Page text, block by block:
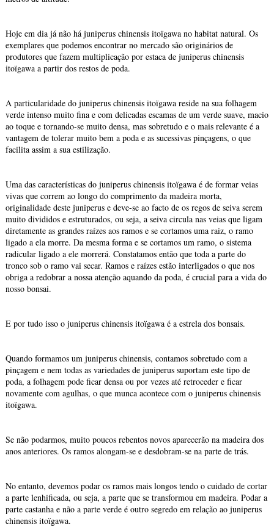
Hoje em dia já não há juniperus chinensis itoïgawa no habitat natural. Os
exemplares que podemos encontrar no mercado são originários de
produtores que fazem multiplicação por estaca de juniperus chinensis
itoïgawa a partir dos restos de poda.
A particularidade do juniperus chinensis itoïgawa reside na sua folhagem
verde intenso muito fina e com delicadas escamas de um verde suave, macio
ao toque e tornando-se muito densa, mas sobretudo e o mais relevante é a
vantagem de tolerar muito bem a poda e as sucessivas pinçagens, o que
facilita assim a sua estilização.
Uma das características do juniperus chinensis itoïgawa é de formar veias
vivas que correm ao longo do comprimento da madeira morta,
originalidade deste juniperus e deve-se ao facto de os regos de seiva serem
muito divididos e estruturados, ou seja, a seiva circula nas veias que ligam
diretamente as grandes raízes aos ramos e se cortamos uma raiz, o ramo
ligado a ela morre. Da mesma forma e se cortamos um ramo, o sistema
radicular ligado a ele morrerá. Constatamos então que toda a parte do
tronco sob o ramo vai secar. Ramos e raízes estão interligados o que nos
obriga a redobrar a nossa atenção aquando da poda, é crucial para a vida do
nosso bonsai.
E por tudo isso o juniperus chinensis itoïgawa é a estrela dos bonsais.
Quando formamos um juniperus chinensis, contamos sobretudo com a
pinçagem e nem todas as variedades de juniperus suportam este tipo de
poda, a folhagem pode ficar densa ou por vezes até retroceder e ficar
novamente com agulhas, o que munca acontece com o juniperus chinensis
itoïgawa.
Se não podarmos, muito poucos rebentos novos aparecerão na madeira dos
anos anteriores. Os ramos alongam-se e desdobram-se na parte de trás.
No entanto, devemos podar os ramos mais longos tendo o cuidado de cortar
a parte lenhificada, ou seja, a parte que se transformou em madeira. Podar a
parte castanha e não a parte verde é outro segredo em relação ao juniperus
chinensis itoïgawa.